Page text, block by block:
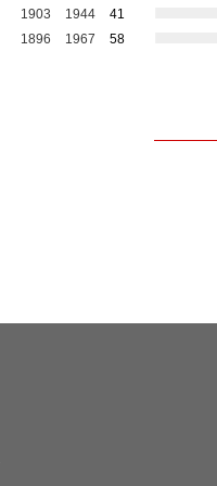
1903 1944
41
1896 1967 58